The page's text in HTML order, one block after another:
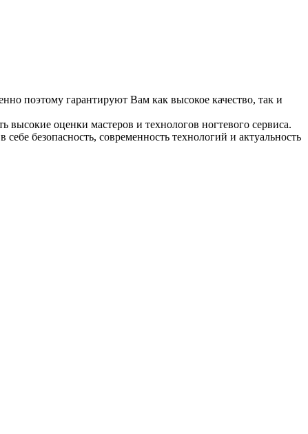
поэтому гарантируют Вам как высокое качество, так и
оценки мастеров и технологов ногтевого сервиса.
безопасность, современность технологий и актуальность